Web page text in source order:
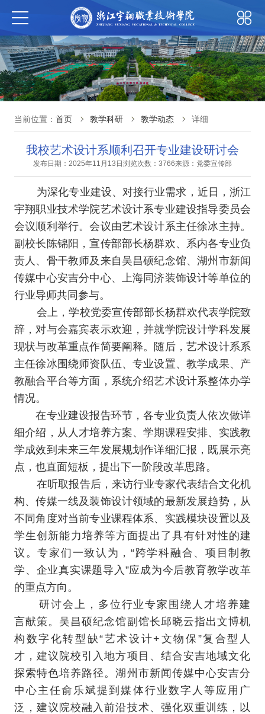
当前位置： 首页 教学科研 教学动态 详细
我校艺术设计系顺利召开专业建设研讨会
发布日期：2025年11月13日 浏览次数：3766来源：党委宣传部
为深化专业建设、对接行业需求，近日，浙江
宇翔职业技术学院艺术设计系专业建设指导委员会
会议顺利举行。会议由艺术设计系主任徐冰主持。
副校长陈锦阳，宣传部部长杨群欢、系内各专业负
责人、骨干教师及来自吴昌硕纪念馆、湖州市新闻
传媒中心安吉分中心、上海同济装饰设计等单位的
行业导师共同参与。
会上，学校党委宣传部部长杨群欢代表学院致
辞，对与会嘉宾表示欢迎，并就学院设计学科发展
现状与改革重点作简要阐释。随后，艺术设计系系
主任徐冰围绕师资队伍、专业设置、教学成果、产
教融合平台等方面，系统介绍艺术设计系整体办学
情况。
在专业建设报告环节，各专业负责人依次做详
细介绍，从人才培养方案、学期课程安排、实践教
学成效到未来三年发展规划作详细汇报，既展示亮
点，也直面短板，提出下一阶段改革思路。
在听取报告后，来访行业专家代表结合文化机
构、传媒一线及装饰设计领域的最新发展趋势，从
不同角度对当前专业课程体系、实践模块设置以及
学生创新能力培养等方面提出了具有针对性的建
议。专家们一致认为，“跨学科融合、项目制教
学、企业真实课题导入”应成为今后教育教学改革
的重点方向。
研讨会上，多位行业专家围绕人才培养建
言献策。吴昌硕纪念馆副馆长邱晓云指出文博机
构数字化转型缺“艺术设计+文物保”复合型人
才，建议院校引入地方项目、结合安吉地域文化
探索特色培养路径。湖州市新闻传媒中心安吉分
中心主任俞乐斌提到媒体行业数字人等应用广
泛，建议院校融入前沿技术、强化双重训练，以